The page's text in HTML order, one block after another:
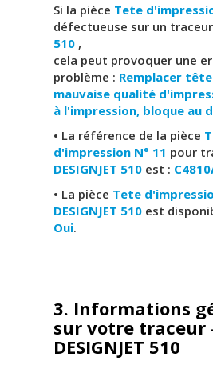
Si la pièce Tete
défectueuse sur un traceur
510 ,
cela peut provoquer une
problème : Remplacer
mauvaise qualité
à l'impression, bloque au
• La référence de la pièce
d'impression N° 11 pour
DESIGNJET 510 est :
• La pièce Tete
DESIGNJET 510 est
Oui.
3. Informations
sur votre traceur
DESIGNJET 510